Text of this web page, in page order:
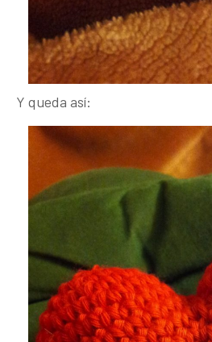
Y queda así: